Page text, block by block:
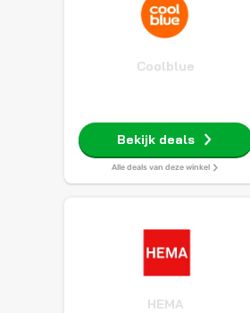
Coolblue
Bekijk deals
Alle deals van deze winkel
HEMA